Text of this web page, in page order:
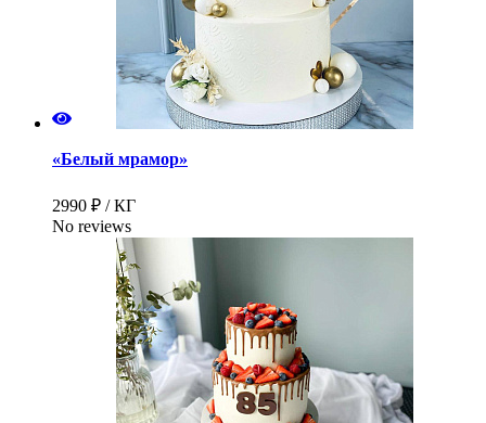
«Белый мрамор»
2990 ₽ / КГ
No reviews